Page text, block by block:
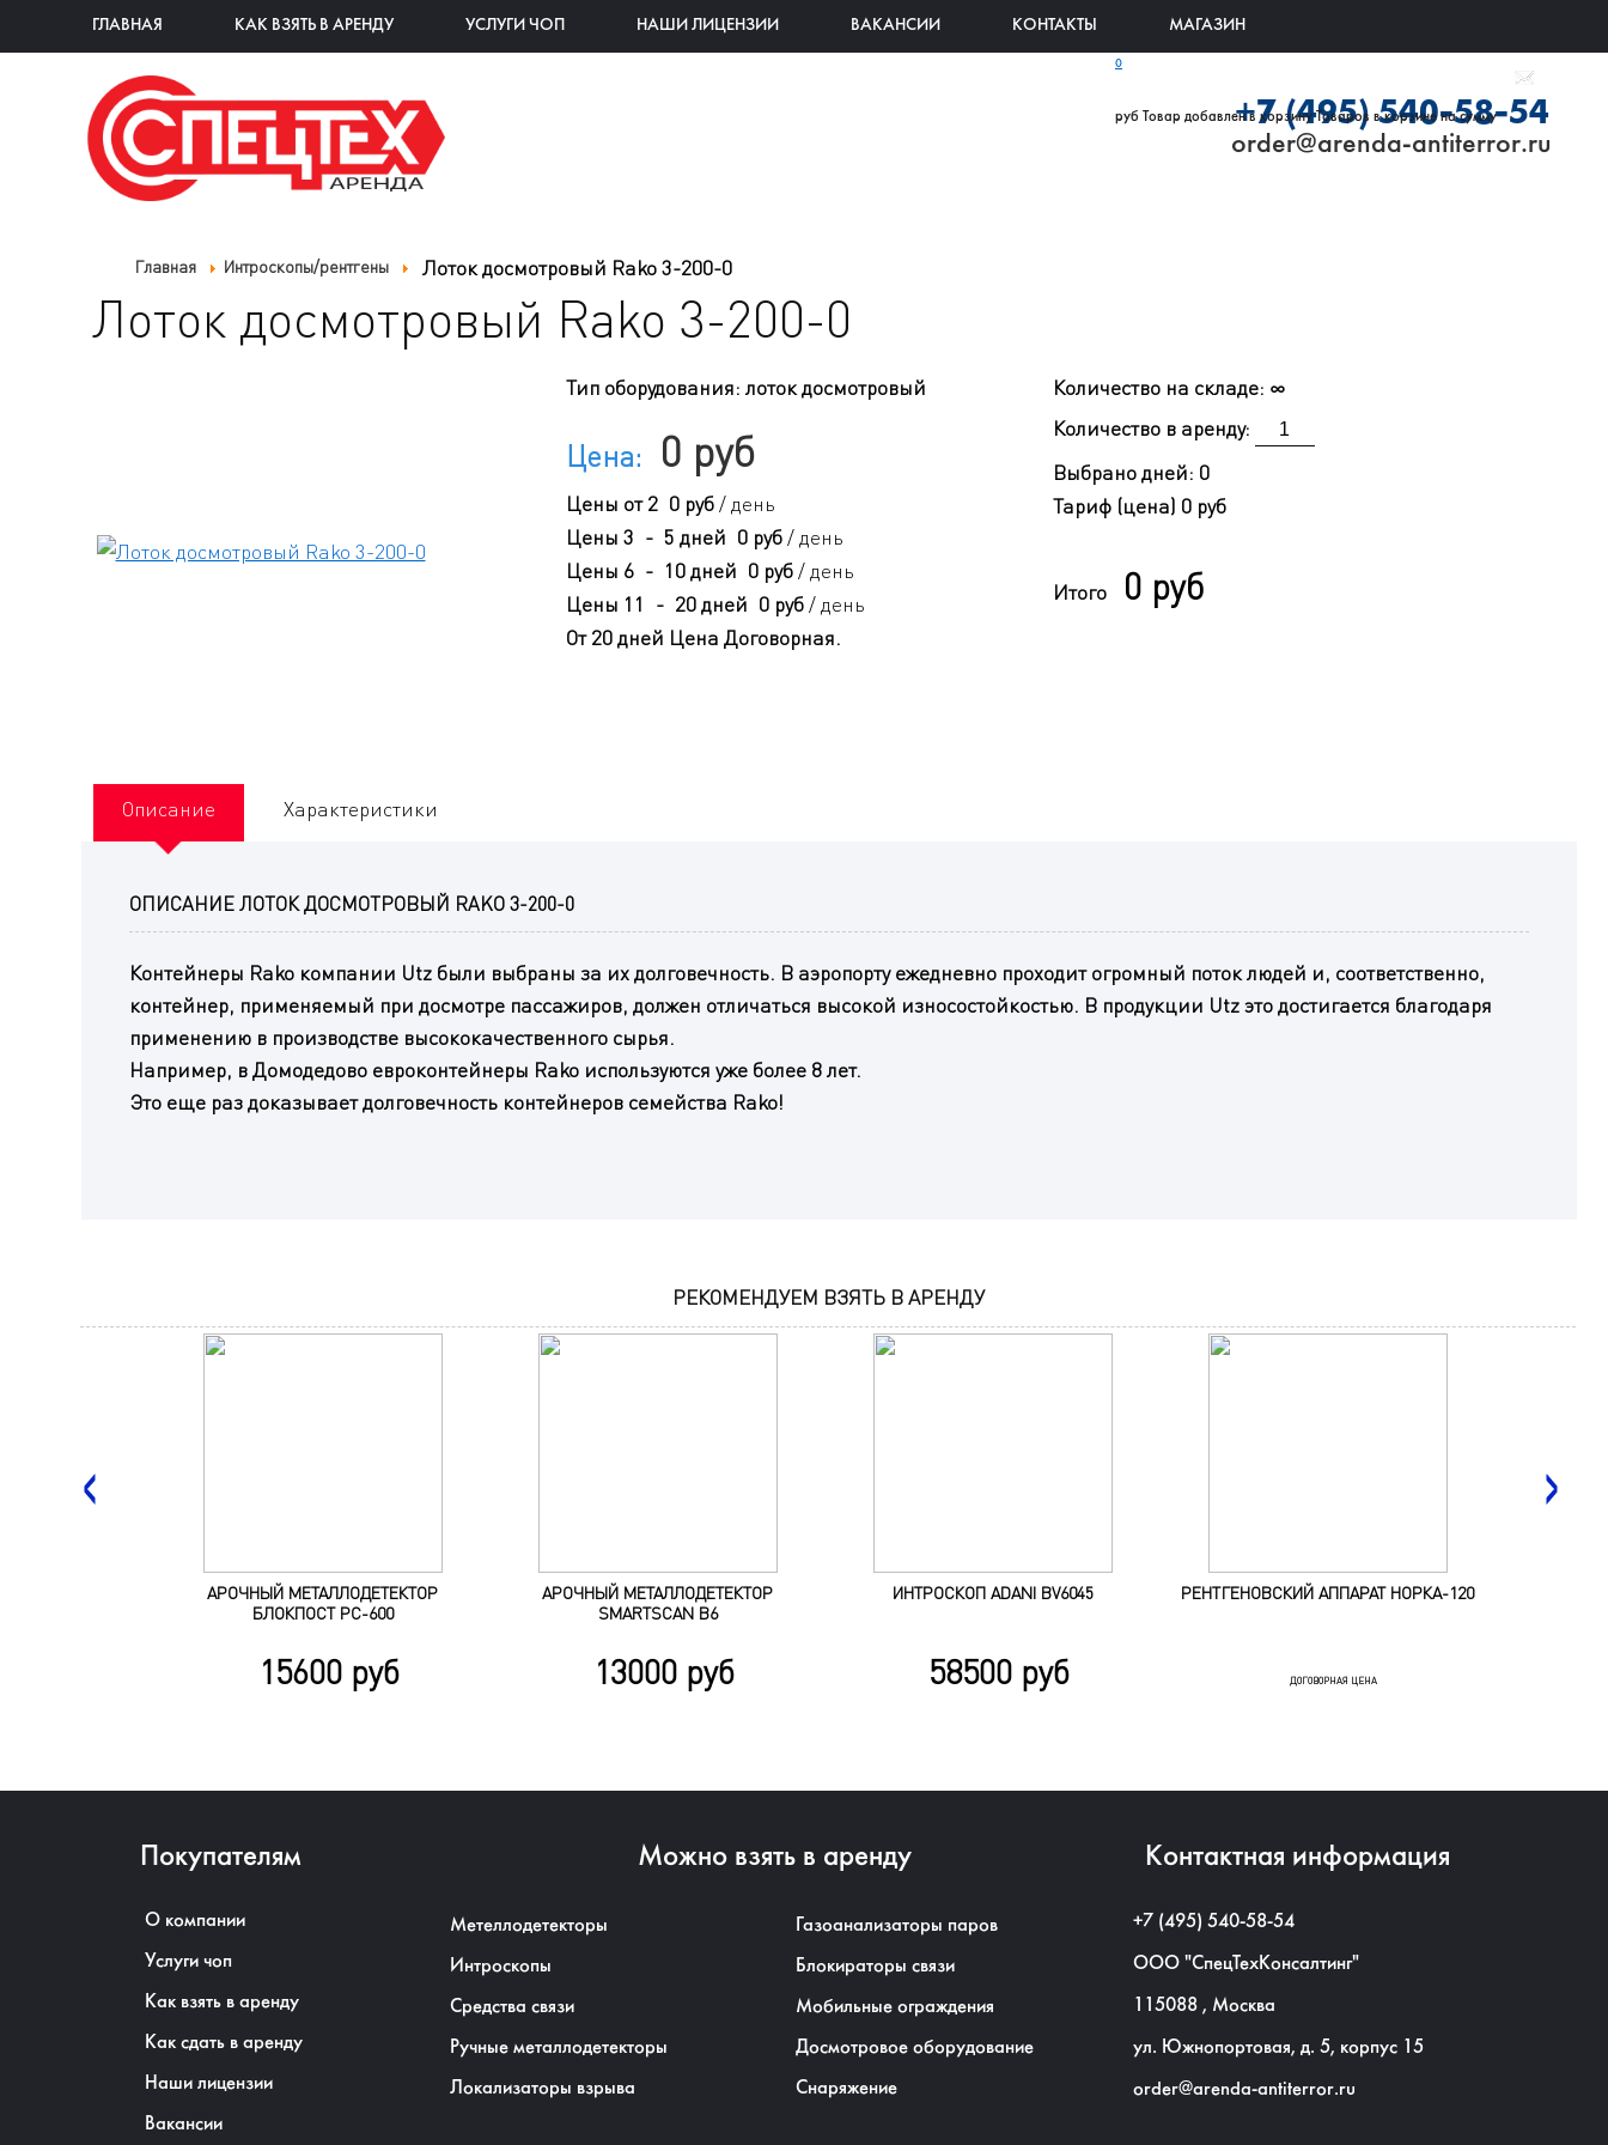
ГЛАВНАЯ КАК ВЗЯТЬ В АРЕНДУ УСЛУГИ ЧОП НАШИ ЛИЦЕНЗИИ ВАКАНСИИ КОНТАКТЫ МАГАЗИН
0
руб Товар добавлен в корзину Товаров в корзине на сумму
+7 (495) 540-58-54
order@arenda-antiterror.ru
Главная Интроскопы/рентгены Лоток досмотровый Rako 3-200-0
Лоток досмотровый Rako 3-200-0
Тип оборудования:лоток досмотровый
Цена: 0 руб
Цены от 2 0 руб / день
Цены3 - 5 дней 0 руб / день
Цены 6 - 10 дней 0 руб / день
Цены 11 - 20 дней 0 руб / день
От 20 дней Цена Договорная.
Количество на складе: ∞
Количество в аренду:
Выбрано дней: 0
Тариф (цена) 0 руб
Итого 0 руб
Описание
ОПИСАНИЕ ЛОТОК ДОСМОТРОВЫЙ RAKO 3-200-0
Контейнеры Rako компании Utz были выбраны за их долговечность. В аэропорту ежедневно проходит огромный поток людей и, соответственно,
контейнер, применяемый при досмотре пассажиров, должен отличаться высокой износостойкостью. В продукции Utz это достигается благодаря
применению в производстве высококачественного сырья.
Например, в Домодедово евроконтейнеры Rako используются уже более 8 лет.
Это еще раз доказывает долговечность контейнеров семейства Rako!
Характеристики
РЕКОМЕНДУЕМ ВЗЯТЬ В АРЕНДУ
АРОЧНЫЙ МЕТАЛЛОДЕТЕКТОР
БЛОКПОСТ РС-600
15600 руб
АРОЧНЫЙ МЕТАЛЛОДЕТЕКТОР
SMARTSCAN B6
13000 руб
ИНТРОСКОП ADANI BV6045
58500 руб
РЕНТГЕНОВСКИЙ АППАРАТ НОРКА-120
ДОГОВОРНАЯ ЦЕНА
Покупателям
О компании
Услуги чоп
Как взять в аренду
Как сдать в аренду
Наши лицензии
Вакансии
Можно взять в аренду
Метеллодетекторы
Интроскопы
Средства связи
Ручные металлодетекторы
Локализаторы взрыва
Газоанализаторы паров
Блокираторы связи
Мобильные ограждения
Досмотровое оборудование
Снаряжение
Контактная информация
+7 (495) 540-58-54
ООО "СпецТехКонсалтинг"
115088 , Москва
ул. Южнопортовая, д. 5, корпус 15
order@arenda-antiterror.ru